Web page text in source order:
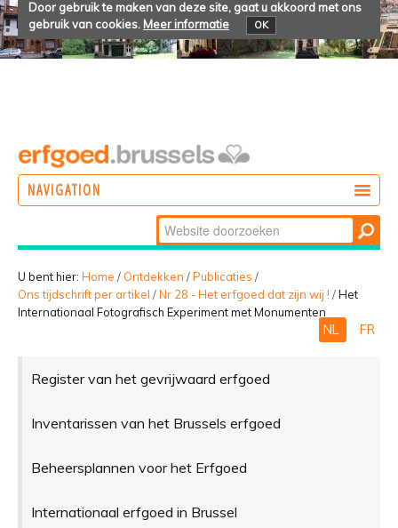
Door gebruik te maken van deze site, gaat u akkoord met ons
gebruik van cookies. Meer informatie OK
NAVIGATION
BELEVEN
Zoek
Geavanceerd
zoeken...
U bent hier: Home / Ontdekken /Publicaties /
Ons tijdschrift per artikel /Nr 28 - Het erfgoed dat zijn wij ! /Het
Internationaal Fotografisch Experiment met Monumenten
NL FR
Register van het gevrijwaard erfgoed
Inventarissen van het Brussels erfgoed
Beheersplannen voor het Erfgoed
Internationaal erfgoed in Brussel